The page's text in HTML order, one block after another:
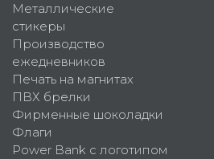
Металлические
стикеры
Производство
ежедневников
Печать на магнитах
ПВХ брелки
Фирменные шоколадки
Флаги
Power Bank с логотипом